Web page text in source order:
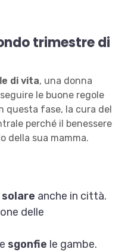
trimestre di
di vita, una donna
le buone regole
questa fase, la cura del
perché il benessere
della sua mamma.
anche in città.
delle
sgonfie le gambe.